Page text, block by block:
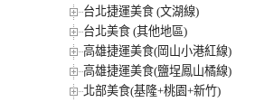
台北捷運美食 (文湖線)
台北美食 (其他地區)
高雄捷運美食(岡山小港紅線)
高雄捷運美食(鹽埕鳳山橘線)
北部美食(基隆+桃園+新竹)